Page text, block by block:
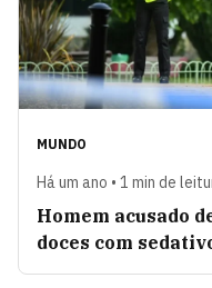
MUNDO
Há um ano • 1 min de
Homem acusado
doces com